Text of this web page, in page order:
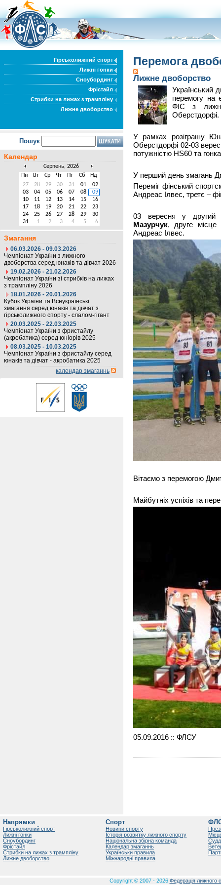
Гірськолижний спорт
Лижні гонки
Сноубординг
Фрістайл
Стрибки на лижах з трампліну
Лижне двоборство
Пошук
Календар
Серпень, 2026
Пн
Вт Ср Чт Пт Сб
Нд
27
28 29 30 31 01
02
03
04 05 06 07 08
09
10
11 12 13 14 15
16
17
18 19 20 21 22
23
24
25 26 27 28 29
30
31
1 2 3 4 5 6
Змагання
06.03.2026 - 09.03.2026
Чемпіонат України з лижного
двоборства серед юнаків та дівчат 2026
19.02.2026 - 21.02.2026
Чемпіонат України зі стрибків на лижах
з трампліну 2026
18.01.2026 - 20.01.2026
Кубок України та Всеукраїнські
змагання серед юнаків та дівчат з
гірськолижного спорту - слалом-гігант
20.03.2025 - 22.03.2025
Чемпіонат України з фристайлу
(акробатика) серед юніорів 2025
08.03.2025 - 10.03.2025
Чемпіонат України з фристайлу серед
юнаків та дівчат - акробатика 2025
календар змаганнь
Перемога
Лижне двоборство
Український
перемогу на
ФІС з
Оберстдорфі.
У рамках розіграшу
Оберстдорфі 02-03
потужністю HS60 та
У перший день змагань
Переміг фінський
Андреас Ілвес, третє –
03 вересня у
Мазурчук, друге місце
Андреас Ілвес.
Вітаємо з перемогою
Майбутніх успіхів та
05.09.2016 :: ФЛСУ
Напрямки
Гірськолижний спорт
Лижні гонки
Сноубординг
Фрістайл
Стрибки на лижах з трампліну
Лижне двоборство
Спорт
Новини спорту
Історія розвитку лижного спорту
Національна збірна команда
Календар змаганнь
Українськи правила
Міжнародні правила
Copyright © 2007 - 2026 Федерація лижного